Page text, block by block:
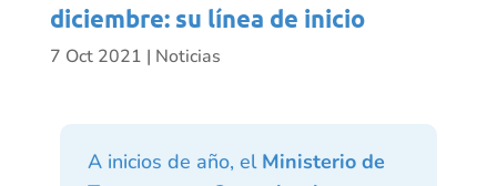
diciembre: su línea de inicio
7 Oct 2021 | Noticias
A inicios de año, el Ministerio de